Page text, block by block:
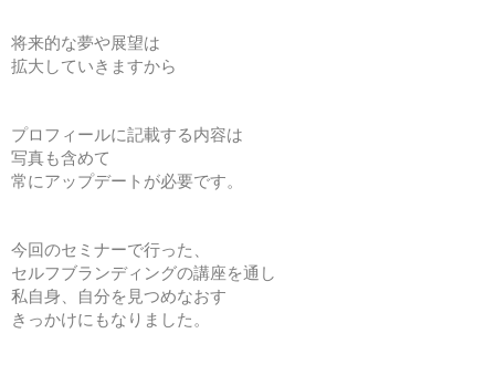
将来的な夢や展望は
拡大していきますから
プロフィールに記載する内容は
写真も含めて
常にアップデートが必要です。
今回のセミナーで行った、
セルフブランディングの講座を通し
私自身、自分を見つめなおす
きっかけにもなりました。